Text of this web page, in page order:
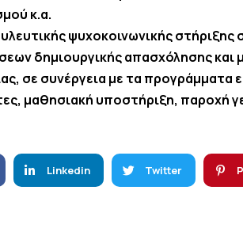
κ.α.
ψυχοκοινωνικής στήριξης
δημιουργικής απασχόλησης και
σε συνέργεια με τα
μαθησιακή υποστήριξη, παροχή
Linkedin Twitter